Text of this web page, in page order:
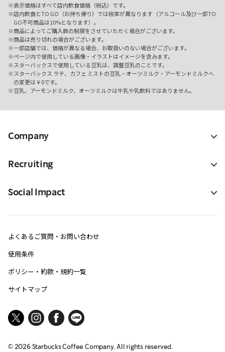
表示価格はすべて店内飲食価格（税込）です。
店内飲食とTO GO（お持ち帰り）では税率が異なります（アルコール及び一部TO
GO不可商品は10%となります）。
商品によってご購入数の制限をさせていただく場合がございます。
商品は売り切れの場合がございます。
一部店舗では、価格が異なる場合、お取扱いのない場合がございます。
ページ内で使用している画像・イラストはイメージを含みます。
スターバックスで使用している豆乳は、調整豆乳のことです。
スターバックス ラテ、カフェ ミストの豆乳・オーツミルク・アーモンドミルクへ
の変更は￥0です。
豆乳、アーモンドミルク、オーツミルクは牛乳や乳飲料ではありません。
Company
Recruiting
Social Impact
よくあるご質問・お問い合わせ
使用条件
ポリシー・約款・規約一覧
サイトマップ
© 2026Starbucks Coffee Company. All rights reserved.